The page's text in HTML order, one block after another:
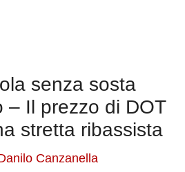
senza sosta
– Il prezzo di DOT
stretta ribassista
Canzanella